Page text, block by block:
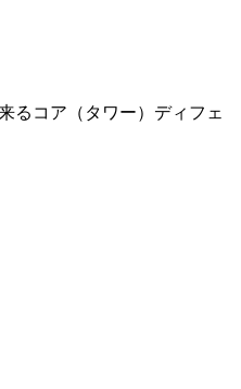
るコア（タワー）ディフェ